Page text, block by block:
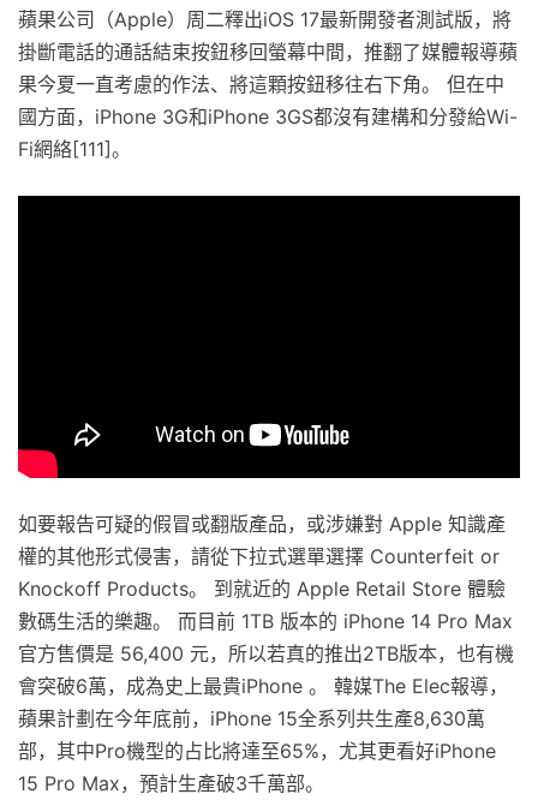
蘋果公司（Apple）周二釋出iOS 17最新開發者測試版，將
掛斷電話的通話結束按鈕移回螢幕中間，推翻了媒體報導蘋
果今夏一直考慮的作法、將這顆按鈕移往右下角。 但在中
國方面，iPhone 3G和iPhone 3GS都沒有建構和分發給Wi-
Fi網絡[111]。
如要報告可疑的假冒或翻版產品，或涉嫌對 Apple 知識產
權的其他形式侵害，請從下拉式選單選擇 Counterfeit or
Knockoff Products。 到就近的 Apple Retail Store 體驗
數碼生活的樂趣。 而目前 1TB 版本的 iPhone 14 Pro Max
官方售價是 56,400 元，所以若真的推出2TB版本，也有機
會突破6萬，成為史上最貴iPhone 。 韓媒The Elec報導，
蘋果計劃在今年底前，iPhone 15全系列共生產8,630萬
部，其中Pro機型的占比將達至65%，尤其更看好iPhone
15 Pro Max，預計生產破3千萬部。